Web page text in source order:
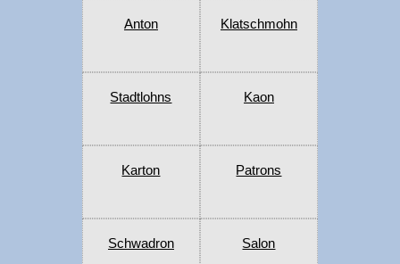
Anton Klatschmohn
Stadtlohns Kaon
Karton Patrons
Schwadron Salon